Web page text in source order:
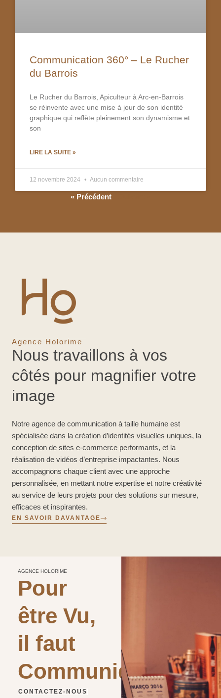
Communication 360° – Le Rucher
du Barrois
Le Rucher du Barrois, Apiculteur à Arc-en-Barrois
se réinvente avec une mise à jour de son identité
graphique qui reflète pleinement son dynamisme et
son
LIRE LA SUITE »
12 novembre 2024 Aucun commentaire
« Précédent
Agence Holorime
Nous travaillons à vos
côtés pour magnifier votre
image
Notre agence de communication à taille humaine est
spécialisée dans la création d’identités visuelles uniques, la
conception de sites e-commerce performants, et la
réalisation de vidéos d’entreprise impactantes. Nous
accompagnons chaque client avec une approche
personnalisée, en mettant notre expertise et notre créativité
au service de leurs projets pour des solutions sur mesure,
efficaces et inspirantes.
EN SAVOIR DAVANTAGE
AGENCE HOLORIME
Pour
être Vu,
il faut
Communiquer
CONTACTEZ-NOUS